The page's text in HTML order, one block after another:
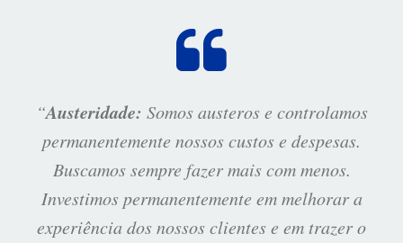
“Austeridade: Somos austeros e controlamos
permanentemente nossos custos e despesas.
Buscamos sempre fazer mais com menos.
Investimos permanentemente em melhorar a
experiência dos nossos clientes e em trazer o